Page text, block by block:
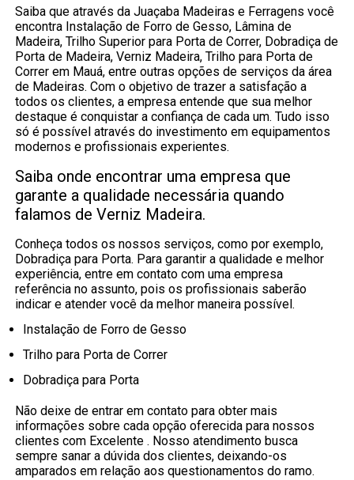
Saiba que através da Juaçaba Madeiras e Ferragens você
encontra Instalação de Forro de Gesso, Lâmina de
Madeira, Trilho Superior para Porta de Correr, Dobradiça de
Porta de Madeira, Verniz Madeira, Trilho para Porta de
Correr em Mauá, entre outras opções de serviços da área
de Madeiras. Com o objetivo de trazer a satisfação a
todos os clientes, a empresa entende que sua melhor
destaque é conquistar a confiança de cada um. Tudo isso
só é possível através do investimento em equipamentos
modernos e profissionais experientes.
Saiba onde encontrar uma empresa que
garante a qualidade necessária quando
falamos de Verniz Madeira.
Conheça todos os nossos serviços, como por exemplo,
Dobradiça para Porta. Para garantir a qualidade e melhor
experiência, entre em contato com uma empresa
referência no assunto, pois os profissionais saberão
indicar e atender você da melhor maneira possível.
Instalação de Forro de Gesso
Trilho para Porta de Correr
Dobradiça para Porta
Não deixe de entrar em contato para obter mais
informações sobre cada opção oferecida para nossos
clientes com Excelente . Nosso atendimento busca
sempre sanar a dúvida dos clientes, deixando-os
amparados em relação aos questionamentos do ramo.